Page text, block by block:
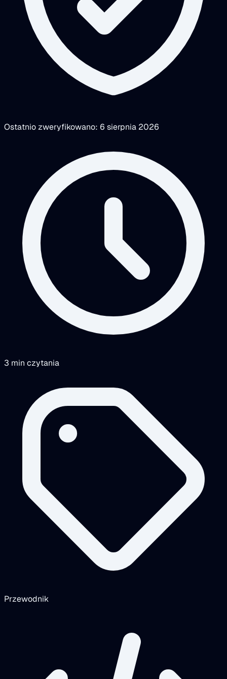
Ostatnio zweryfikowano: 6 sierpnia 2026
3 min czytania
Przewodnik